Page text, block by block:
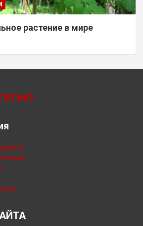
растение в мире